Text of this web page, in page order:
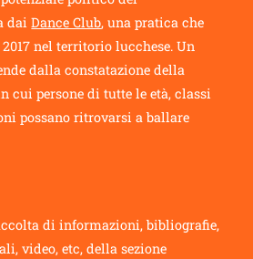
daiDance Club, una pratica che
nel territorio lucchese. Un
dalla constatazione della
cui persone di tutte le età, classi
possano ritrovarsi a ballare
di informazioni, bibliografie,
video, etc, della sezione